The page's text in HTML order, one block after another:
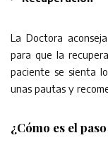
La Doctora
para que la
paciente se sienta
unas pautas y
¿Cómo es el